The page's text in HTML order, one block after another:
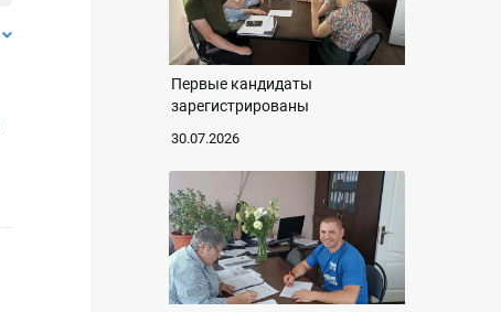
Первые кандидаты
зарегистрированы
30.07.2026